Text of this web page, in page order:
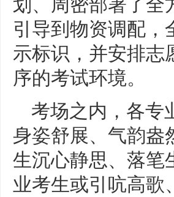
引导到物资调配
示标识，并安排志
序的考试环境。
考场之内，各专
身姿舒展、气韵盎
生沉心静思、落笔
业考生或引吭高歌